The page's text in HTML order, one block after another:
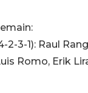
2-3-1): Raul
Romo, Erik